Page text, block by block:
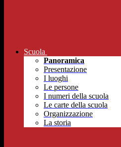
Scuola
Panoramica
Presentazione
I luoghi
Le persone
I numeri della scuola
Le carte della scuola
Organizzazione
La storia